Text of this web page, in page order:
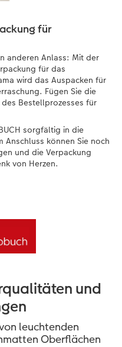
für
anderen Anlass: Mit der
für das
wird das Auspacken für
Fügen Sie die
Bestellprozesses für
sorgfältig in die
können Sie noch
und die Verpackung
von Herzen.
und
leuchtenden
Oberflächen